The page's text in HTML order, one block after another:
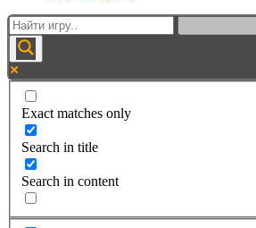
Exact matches only
Search in title
Search in content